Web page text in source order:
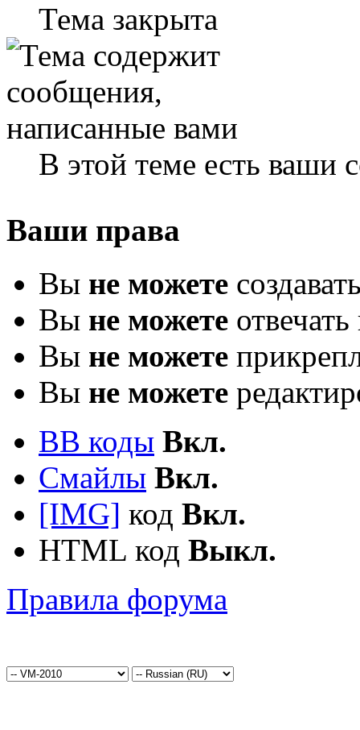
Тема закрыта
В этой теме есть ваши
Ваши права
Вы не можете
Вы не можете
Вы не можете
Вы не можете
BB коды Вкл.
Смайлы Вкл.
[IMG] код Вкл.
HTML код Выкл.
Правила форума